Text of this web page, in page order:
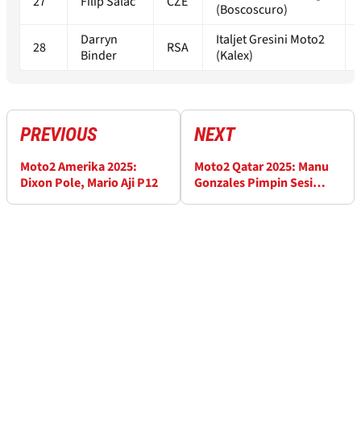
(Boscoscuro)
28
Darryn
Binder
RSA
Italjet Gresini Moto2
(Kalex)
PREVIOUS
Moto2 Amerika 2025:
Dixon Pole, Mario Aji P12
NEXT
Moto2 Qatar 2025: Manu
Gonzales Pimpin Sesi